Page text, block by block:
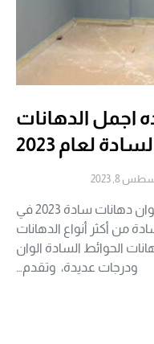
اجمل الدهانات
لعام 2023
8, 2023
معلم دهانات سادة بجده احدث الوان دهانات سادة 2023 في
من أكثر أنواع الدهانات
الحوائط السادة الوان
ودرجات عديدة، وتقدم…